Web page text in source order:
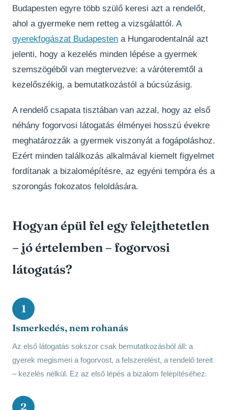
Budapesten egyre több szülő keresi azt a rendelőt,
ahol a gyermeke nem retteg a vizsgálattól. A
gyerekfogászat Budapesten a Hungarodentalnál azt
jelenti, hogy a kezelés minden lépése a gyermek
szemszögéből van megtervezve: a váróteremtől a
kezelőszékig, a bemutatkozástól a búcsúzásig.
A rendelő csapata tisztában van azzal, hogy az első
néhány fogorvosi látogatás élményei hosszú évekre
meghatározzák a gyermek viszonyát a fogápoláshoz.
Ezért minden találkozás alkalmával kiemelt figyelmet
fordítanak a bizalomépítésre, az egyéni tempóra és a
szorongás fokozatos feloldására.
Hogyan épül fel egy felejthetetlen
– jó értelemben – fogorvosi
látogatás?
1
Ismerkedés, nem rohanás
Az első látogatás sokszor csak bemutatkozásból áll: a
gyerek megismeri a fogorvost, a felszerelést, a rendelő tereit
– kezelés nélkül. Ez az első lépés a bizalom felépítéséhez.
2